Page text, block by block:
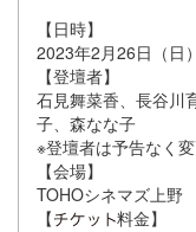
【日時】
2023年2月26日（日
【登壇者】
石見舞菜香、長谷川
子、森なな子
※登壇者は予告なく
【会場】
TOHOシネマズ上野
【
料金】